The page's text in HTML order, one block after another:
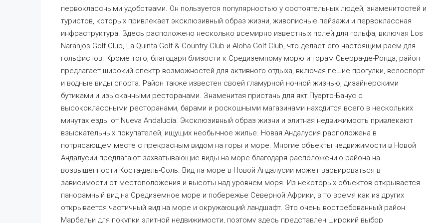
первоклассными удобствами. Он пользуется популярностью у состоятельных людей, знаменитостей и
туристов, которых привлекает эксклюзивный образ жизни, живописные пейзажи и первоклассная
инфраструктура. Здесь расположено несколько всемирно известных полей для гольфа, включая Los
Naranjos Golf Club, La Quinta Golf & Country Club и Aloha Golf Club, что делает его настоящим раем для
гольфистов. Кроме того, благодаря близости к Средиземному морю и горам Сьерра-де-Ронда, район
предлагает широкий спектр возможностей для активного отдыха, включая пешие прогулки, велоспорт
и водные виды спорта. Район также известен своей гламурной ночной жизнью, дизайнерскими
бутиками и изысканными ресторанами. Знаменитая пристань для яхт Пуэрто-Банус с
высококлассными ресторанами, барами и роскошными магазинами находится всего в нескольких
минутах езды от Nueva Andalucía. Эксклюзивный образ жизни и элитная недвижимость привлекают
взыскательных покупателей, ищущих необычное жилье. Новая Андалусия расположена в
потрясающем месте с прекрасным видом на горы и море. Многие объекты недвижимости в Новой
Андалусии предлагают захватывающие виды на море благодаря расположению района на
возвышенности Коста-дель-Соль. Вид на море в Новой Андалусии может варьироваться в
зависимости от местоположения и высоты над уровнем моря. Из некоторых объектов открывается
панорамный вид на Средиземное море и побережье Северной Африки, в то время как из других
открывается частичный вид на море и окружающий ландшафт. Это очень востребованный район
Марбельи для покупки элитной недвижимости, поэтому здесь представлен широкий выбор